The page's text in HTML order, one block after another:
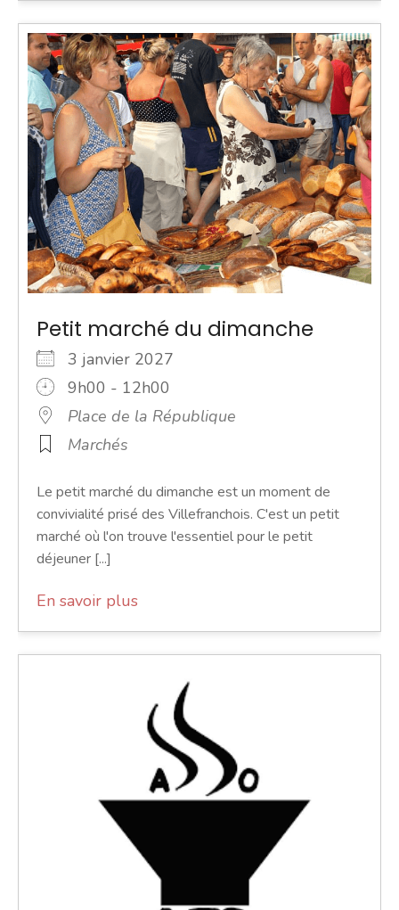
Petit marché du dimanche
3 janvier 2027
9h00 - 12h00
Place de la République
Marchés
Le petit marché du dimanche est un moment de
convivialité prisé des Villefranchois. C'est un petit
marché où l'on trouve l'essentiel pour le petit
déjeuner [...]
En savoir plus